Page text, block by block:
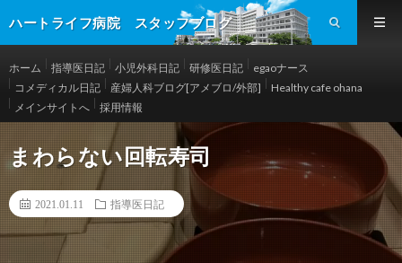
ハートライフ病院 スタッフブログ
ホーム 指導医日記 小児外科日記 研修医日記
egaoナース
コメディカル日記
産婦人科ブログ[アメブロ/外部]
Healthy cafe ohana
メインサイトへ
採用情報
まわらない回転寿司
2021.01.11 指導医日記